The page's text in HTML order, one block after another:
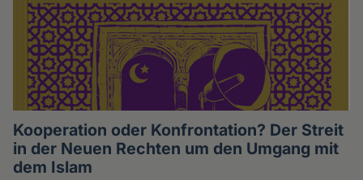
Kooperation oder Konfrontation? Der Streit
in der Neuen Rechten um den Umgang mit
dem Islam